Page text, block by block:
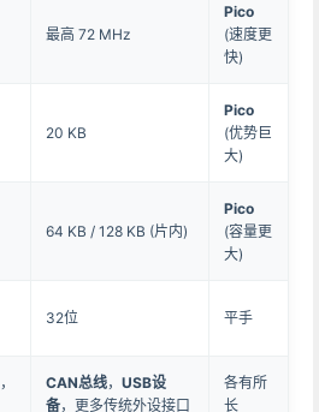
最高 72 MHz
Pico
(速度更
快)
20 KB
Pico
(优势巨
大)
64 KB / 128 KB (片内)
Pico
(容量更
大)
32位 平手
，
CAN总线， USB设
备，更多传统外设接口
各有所
长